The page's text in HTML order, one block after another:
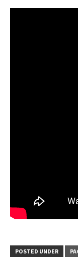
POSTED UNDER